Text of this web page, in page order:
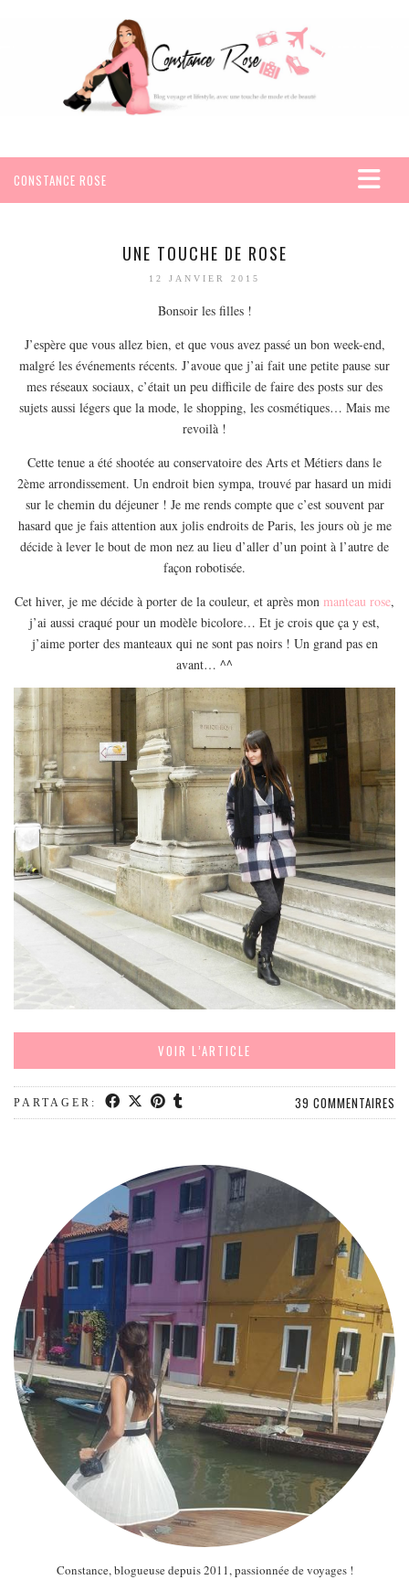
CONSTANCE ROSE
AMÉRIQUE
MEXIQUE
EUROPE
FRANCE
GRÈCE
HONGRIE
PAYS BAS
RÉPUBLIQUE TCHÈQUE
OCÉANIE
ARTICLES PRATIQUES
YOGA
MON PROGRAMME DE YOGA EN LIGNE
AUTRES CATÉGORIES
MODE
BEAUTÉ
DIVERSES BOX
DIY
LIFESTYLE
ME CONTACTER
UNE TOUCHE DE ROSE
12 JANVIER 2015
Bonsoir les filles !
J’espère que vous allez bien, et que vous avez passé un bon week-end,
malgré les événements récents. J’avoue que j’ai fait une petite pause sur
mes réseaux sociaux, c’était un peu difficile de faire des posts sur des
sujets aussi légers que la mode, le shopping, les cosmétiques… Mais me
revoilà !
Cette tenue a été shootée au conservatoire des Arts et Métiers dans le
2ème arrondissement. Un endroit bien sympa, trouvé par hasard un midi
sur le chemin du déjeuner ! Je me rends compte que c’est souvent par
hasard que je fais attention aux jolis endroits de Paris, les jours où je me
décide à lever le bout de mon nez au lieu d’aller d’un point à l’autre de
façon robotisée.
Cet hiver, je me décide à porter de la couleur, et après mon manteau rose,
j’ai aussi craqué pour un modèle bicolore… Et je crois que ça y est,
j’aime porter des manteaux qui ne sont pas noirs ! Un grand pas en
avant… ^^
VOIR L’ARTICLE
PARTAGER: 39 COMMENTAIRES
Constance, blogueuse depuis 2011, passionnée de voyages !